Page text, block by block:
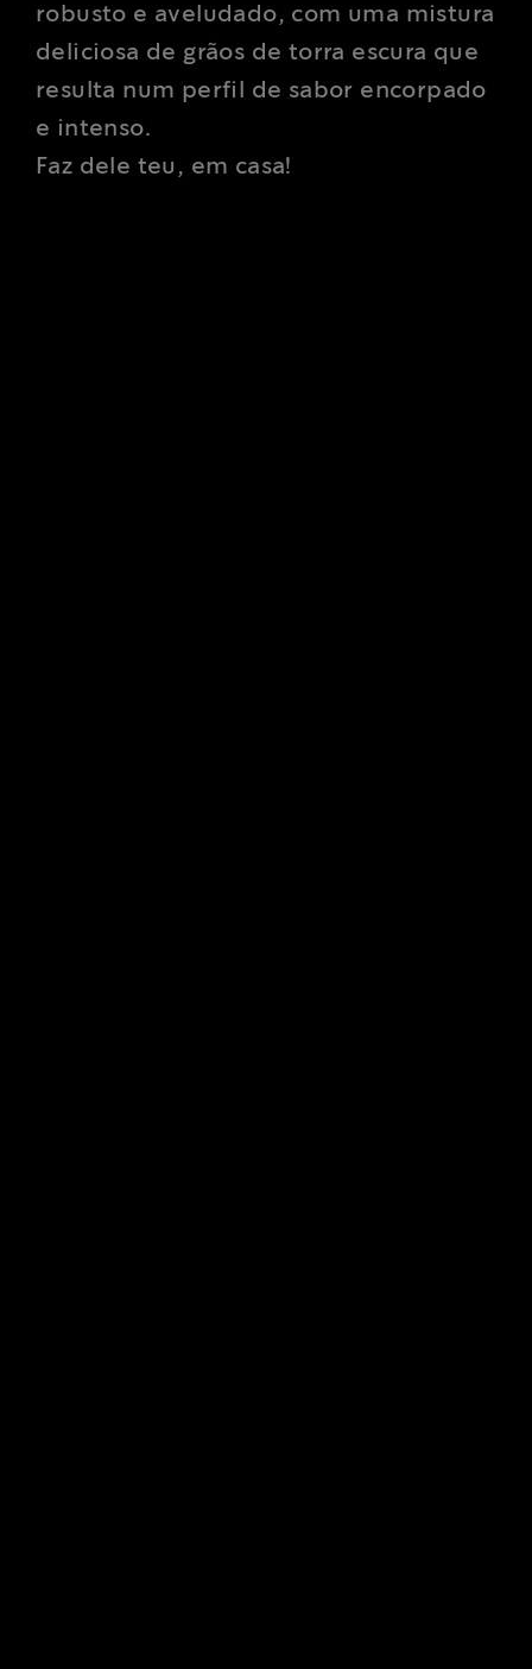
robusto e aveludado, com uma mistura
deliciosa de grãos de torra escura que
resulta num perfil de sabor encorpado
e intenso.
Faz dele teu, em casa!